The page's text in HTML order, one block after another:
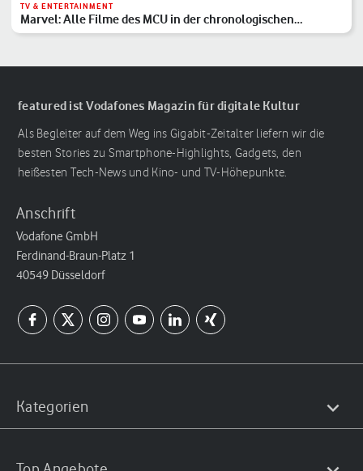
TV & ENTERTAINMENT
Marvel: Alle Filme des MCU in der chronologischen
Reihenfolge
featured ist Vodafones Magazin für digitale Kultur
Als Begleiter auf dem Weg ins Gigabit-Zeitalter liefern wir die
besten Stories zu Smartphone-Highlights, Gadgets, den
heißesten Tech-News und Kino- und TV-Höhepunkte.
Anschrift
Vodafone GmbH
Ferdinand-Braun-Platz 1
40549 Düsseldorf
Kategorien